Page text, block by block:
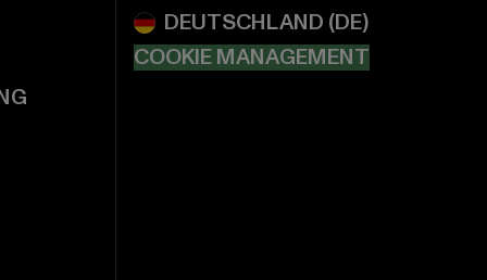
COOKIE MANAGEMENT